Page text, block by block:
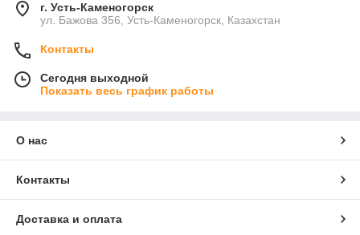
г. Усть-Каменогорск
ул. Бажова 356, Усть-Каменогорск, Казахстан
Контакты
Сегодня выходной
Показать весь график работы
О нас
Контакты
Доставка и оплата